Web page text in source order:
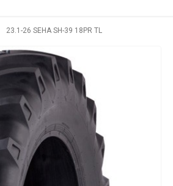
23.1-26 SEHA SH-39 18PR TL